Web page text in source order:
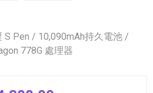
S Pen / 10,090mAh持久電池 /
778G 處理器